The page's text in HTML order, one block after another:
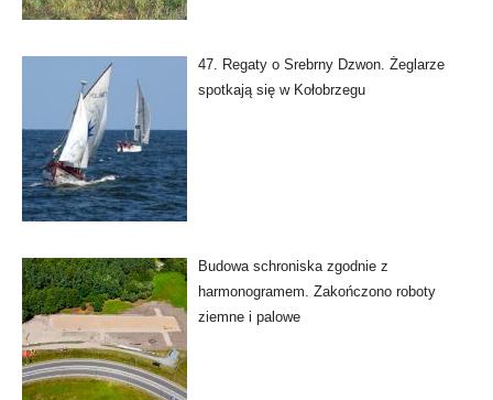
47. Regaty o Srebrny Dzwon. Żeglarze
spotkają się w Kołobrzegu
Budowa schroniska zgodnie z
harmonogramem. Zakończono roboty
ziemne i palowe